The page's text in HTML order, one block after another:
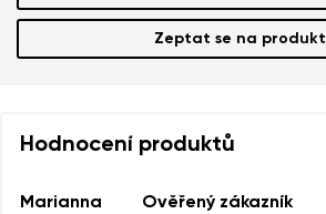
Zeptat se na produkt
Hodnocení produktů
Marianna Ověřený zákazník